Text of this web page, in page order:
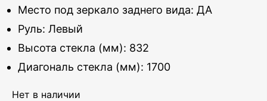
Место под зеркало заднего вида: ДА
Руль: Левый
Высота стекла (мм): 832
Диагональ стекла (мм): 1700
Нет в наличии